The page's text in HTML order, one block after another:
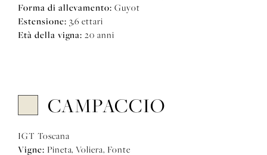
Forma di allevamento: Guyot
Estensione: 3,6 ettari
Età della vigna: 20 anni
CAMPACCIO
IGT Toscana
Vigne: Pineta, Voliera, Fonte